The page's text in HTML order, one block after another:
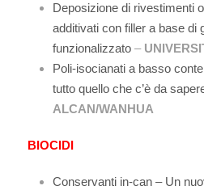
Deposizione di rivestimenti
additivati con filler a base di
funzionalizzato –
Poli-isocianati a basso
tutto quello che c’è da
ALCAN/WANHUA
BIOCIDI
Conservanti in-can – Un